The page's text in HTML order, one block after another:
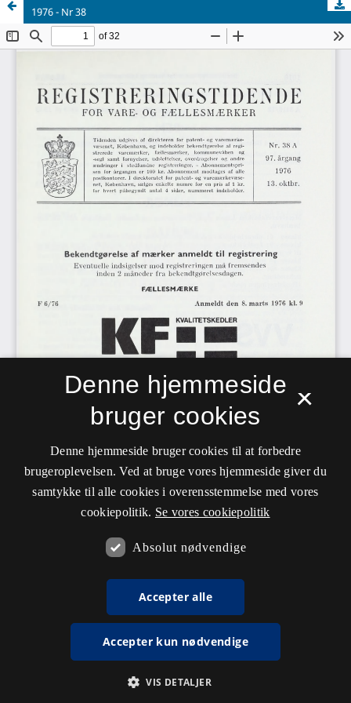
1976 - Nr 38
×
Denne hjemmeside
bruger cookies
Denne hjemmeside bruger cookies til at forbedre
brugeroplevelsen. Ved at bruge vores hjemmeside giver du
samtykke til alle cookies i overensstemmelse med vores
cookiepolitik. Se vores cookiepolitik
Absolut nødvendige
Accepter alle
Accepter kun nødvendige
VIS DETALJER